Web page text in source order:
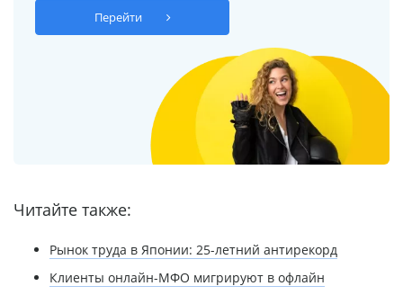
Перейти
Читайте также:
Рынок труда в Японии: 25-летний антирекорд
Клиенты онлайн-МФО мигрируют в офлайн